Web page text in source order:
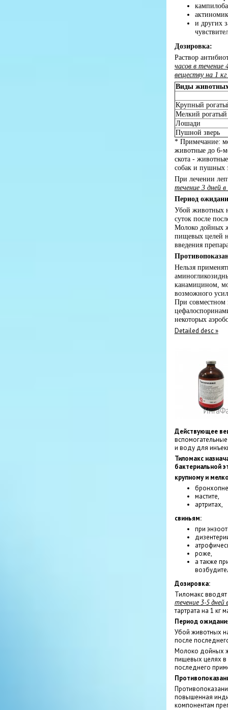
и других
Дозировка:
Раствор
часов в течение
веществу на 1
Виды
Крупный
Мелкий рогатый
Лошади
Пушной зверь
* Примечание:
животные до 6-
скота -
собак и пушных
При лечении
течение 3 дней
Период
Убой животных
суток после
Молоко дойных
пищевых целей
введения
Нельзя
канамицином,
возможного
При
некоторых
Detailed desc »
Действующее
и воду для
Тиломакс
бактериальной
крупному и
мастите,
артритах,
свиньям:
при
роже,
а также
Дозировка:
Тиломакс
течение 3-5 дней
тартрата на 1 кг
Период
Убой животных
после
Молоко дойных
пищевых целях в
последнего
повышенная
компонентам